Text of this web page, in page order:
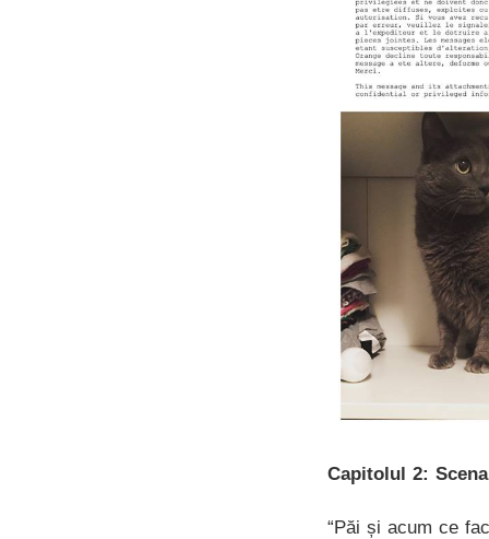
Capitolul 2:
“Păi și acum ce